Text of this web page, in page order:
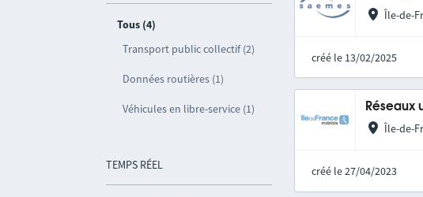
Tous (4)
Transport public collectif (2)
Données routières (1)
Véhicules en libre-service (1)
TEMPS RÉEL
Île-de-
créé le 13/02/2025
Réseaux
Île-de-
créé le 27/04/2023